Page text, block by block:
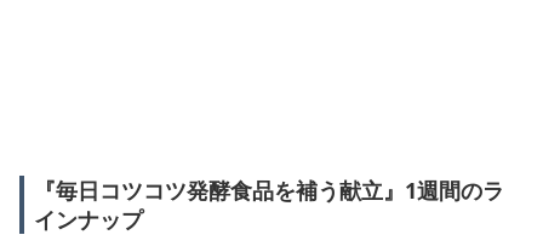
『毎日コツコツ発酵食品を補う献立』1週間のラ
インナップ